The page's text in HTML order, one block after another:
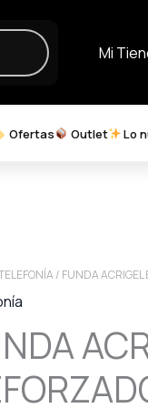
Mi
Ofertas Outlet Lo
/ FUNDA ACRIGEL